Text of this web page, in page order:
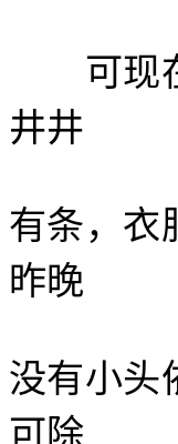
可现在
井井
有条，衣
昨晚
没有小头
可除